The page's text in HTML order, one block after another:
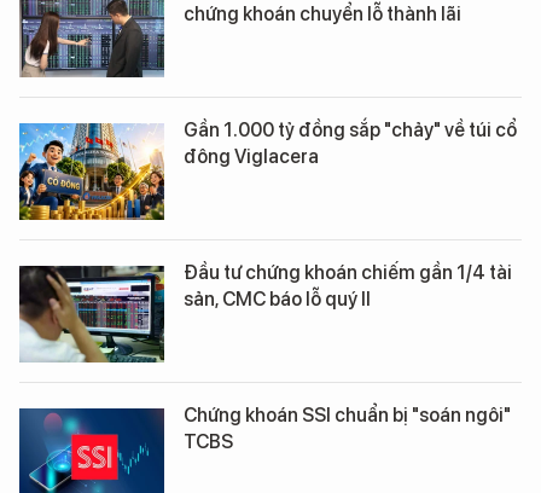
chứng khoán chuyển lỗ thành lãi
Gần 1.000 tỷ đồng sắp "chảy" về túi cổ
đông Viglacera
Đầu tư chứng khoán chiếm gần 1/4 tài
sản, CMC báo lỗ quý II
Chứng khoán SSI chuẩn bị "soán ngôi"
TCBS